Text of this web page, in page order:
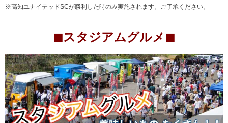
※高知ユナイテッドSCが勝利した時のみ実施されます。ご了承ください。
◼︎スタジアムグルメ◼︎